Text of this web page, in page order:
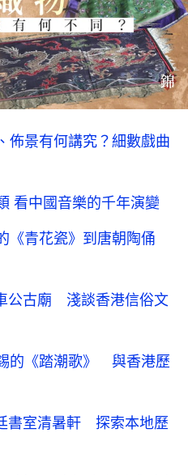
佈景有何講究？細數戲曲
看中國音樂的千年演變
《青花瓷》到唐朝陶俑
公古廟 淺談香港信俗文
的《踏潮歌》 與香港歷
書室清暑軒 探索本地歷